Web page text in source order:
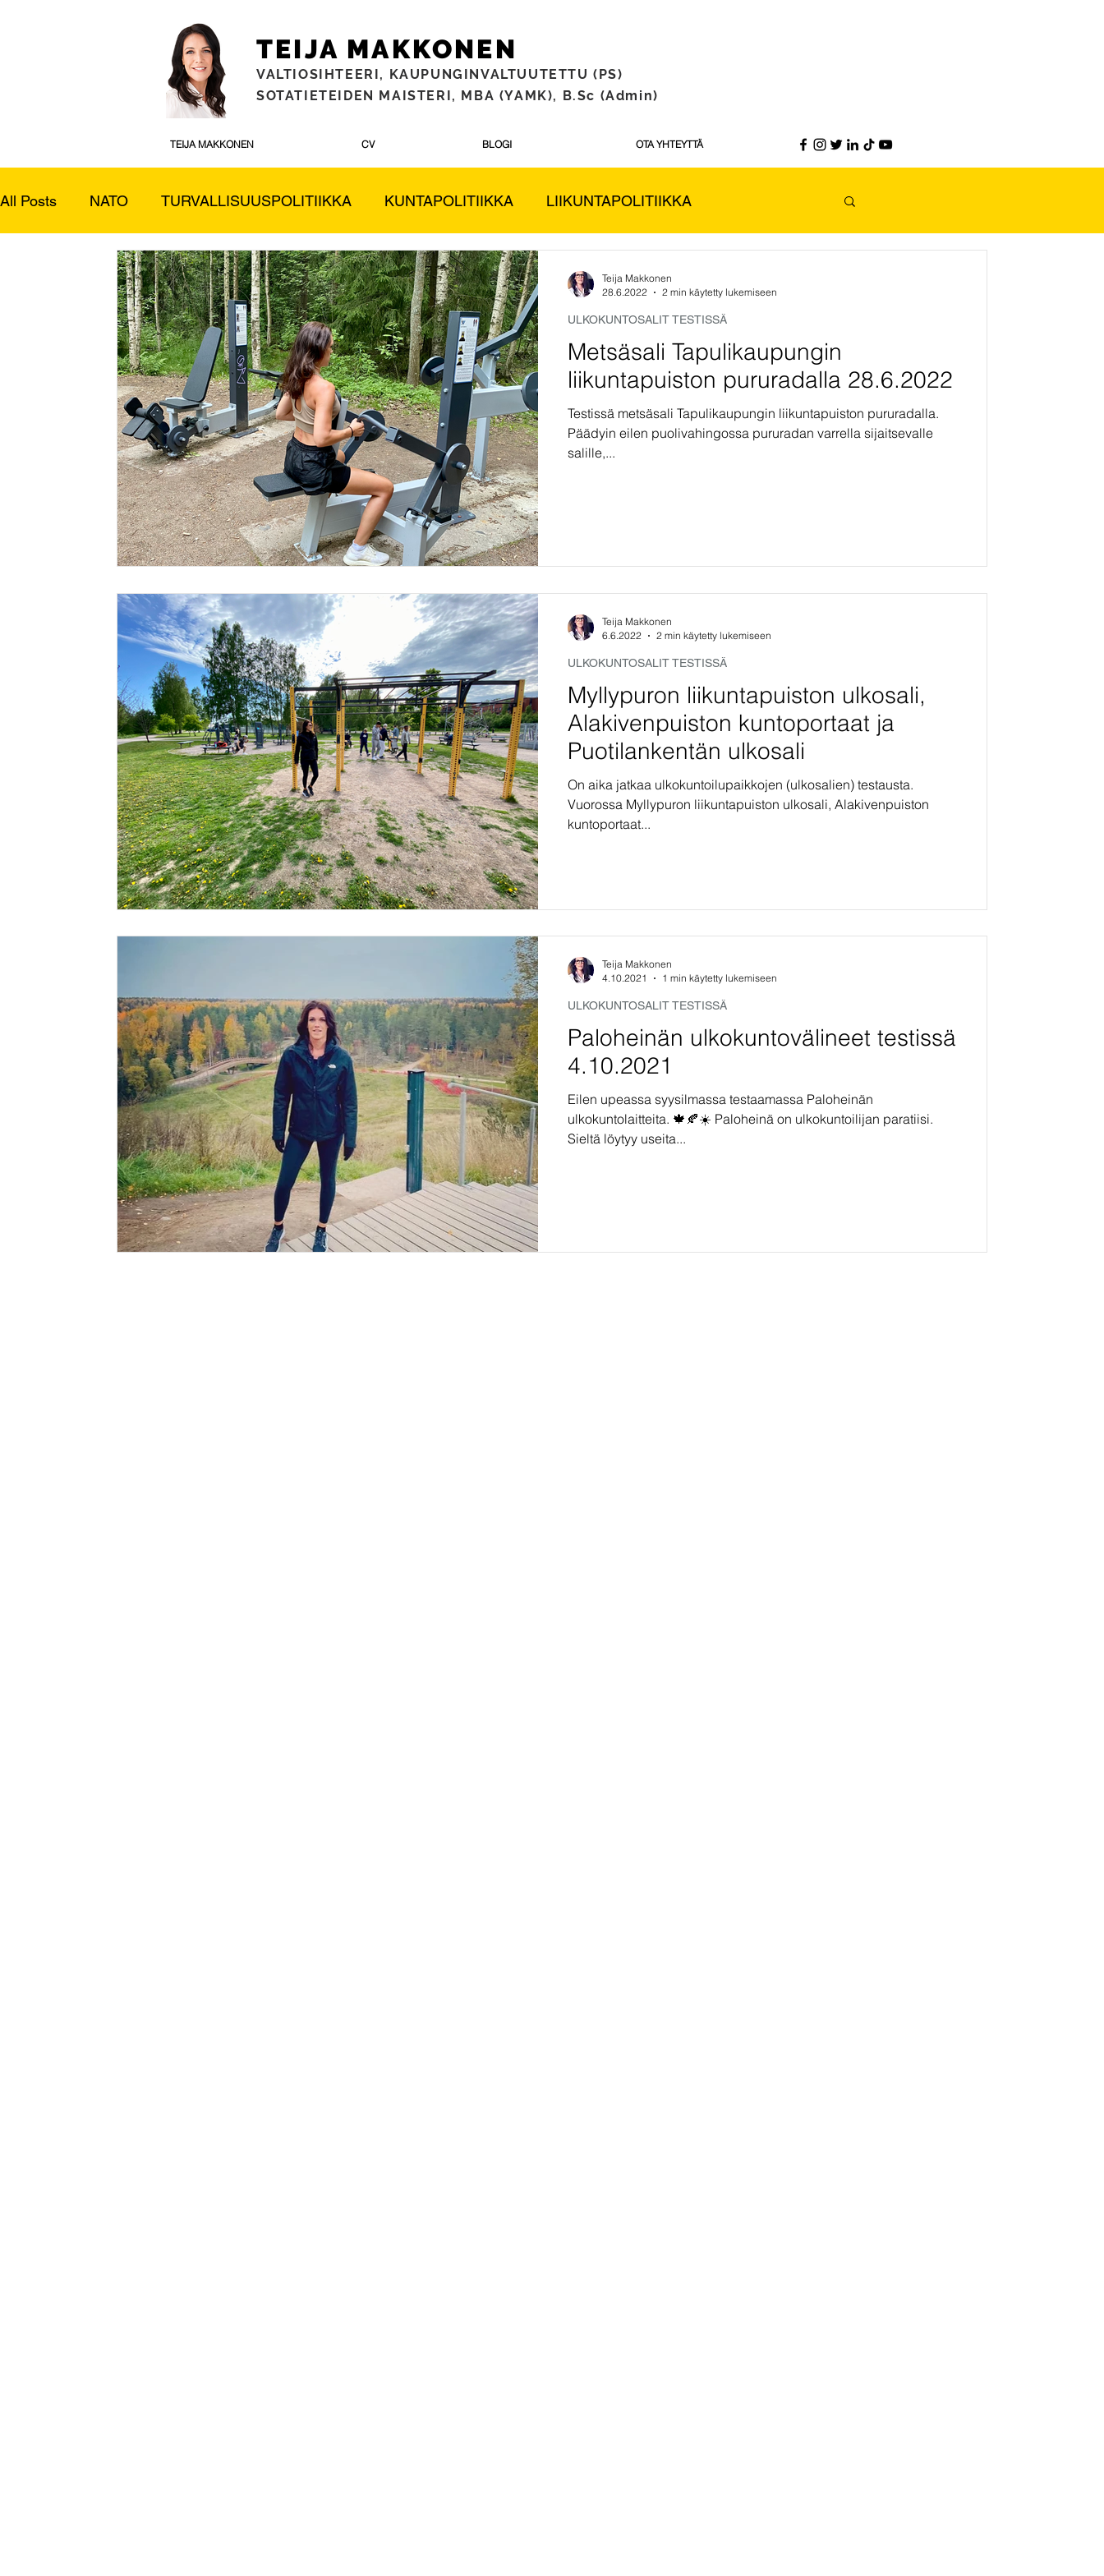
TEIJA MAKKONEN
VALTIOSIHTEERI, KAUPUNGINVALTUUTETTU (PS)
SOTATIETEIDEN MAISTERI, MBA (YAMK), B.Sc (Admin)
TEIJA MAKKONEN CV BLOGI OTA YHTEYTTÄ
All Posts NATO TURVALLISUUSPOLITIIKKA KUNTAPOLITIIKKA LIIKUNTAPOLITIIKKA
ULKOPOLITIIKKA ULKOKUNTOSALIT TESTISSÄ Eduskuntavaalit 2023
Metsäsali Tapulikaupungin
liikuntapuiston pururadalla 28.6.2022
Testissä metsäsali Tapulikaupungin liikuntapuiston pururadalla.
Päädyin eilen puolivahingossa pururadan varrella sijaitsevalle
salille,...
ULKOKUNTOSALIT TESTISSÄ
Teija Makkonen
28.6.2022
2 min käytetty lukemiseen
Myllypuron liikuntapuiston ulkosali,
Alakivenpuiston kuntoportaat ja
Puotilankentän ulkosali
On aika jatkaa ulkokuntoilupaikkojen (ulkosalien) testausta.
Vuorossa Myllypuron liikuntapuiston ulkosali, Alakivenpuiston
kuntoportaat...
ULKOKUNTOSALIT TESTISSÄ
Teija Makkonen
6.6.2022
2 min käytetty lukemiseen
Paloheinän ulkokuntovälineet testissä
4.10.2021
Eilen upeassa syysilmassa testaamassa Paloheinän
ulkokuntolaitteita. 🍁🍂☀️ Paloheinä on ulkokuntoilijan paratiisi.
Sieltä löytyy useita...
ULKOKUNTOSALIT TESTISSÄ
Teija Makkonen
4.10.2021
1 min käytetty lukemiseen